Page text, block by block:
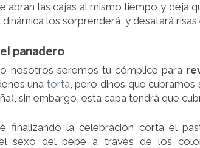
abran las cajas al mismo tiempo y deja
los sorprenderá y desatará risas
panadero
nosotros seremos tu cómplice para
una torta , pero dinos que
sin embargo, esta capa tendrá que
finalizando la celebración corta el
sexo del bebé a través de los